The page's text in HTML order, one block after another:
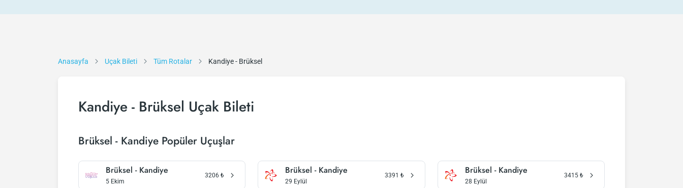
Anasayfa Uçak Bileti Tüm Rotalar Kandiye - Brüksel
Kandiye - Brüksel Uçak Bileti
Brüksel - Kandiye Popüler Uçuşlar
Brüksel - Kandiye
5 Ekim
3206 ₺ Brüksel - Kandiye
29 Eylül
3391 ₺ Brüksel - Kandiye
28 Eylül
3415 ₺